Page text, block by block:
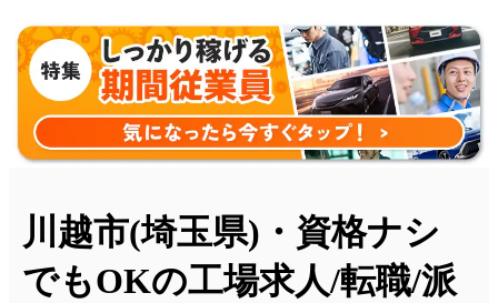
川越市(埼玉県)・資格ナシ
でもOKの工場求人/転職/派